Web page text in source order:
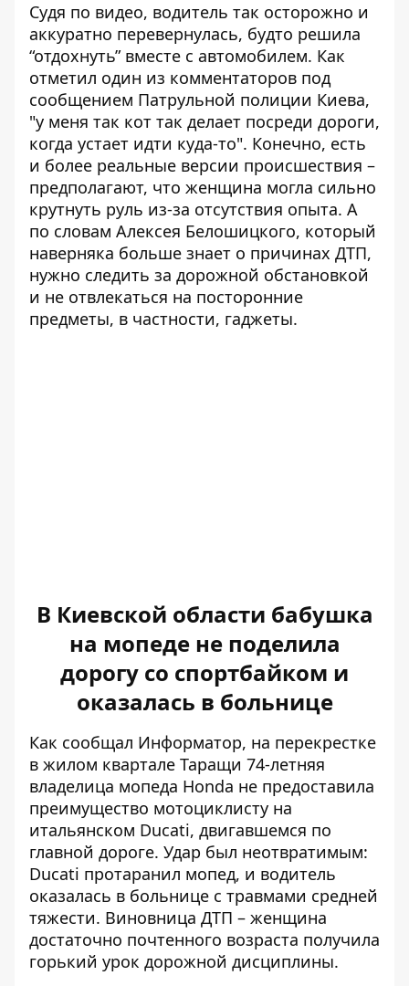
Судя по видео, водитель так осторожно и
аккуратно перевернулась, будто решила
“отдохнуть” вместе с автомобилем. Как
отметил один из комментаторов под
сообщением Патрульной полиции Киева,
"у меня так кот так делает посреди дороги,
когда устает идти куда-то". Конечно, есть
и более реальные версии происшествия –
предполагают, что женщина могла сильно
крутнуть руль из-за отсутствия опыта. А
по словам Алексея Белошицкого, который
наверняка больше знает о причинах ДТП,
нужно следить за дорожной обстановкой
и не отвлекаться на посторонние
предметы, в частности, гаджеты.
В Киевской области бабушка
на мопеде не поделила
дорогу со спортбайком и
оказалась в больнице
Как сообщал Информатор, на перекрестке
в жилом квартале Таращи 74-летняя
владелица мопеда Honda не предоставила
преимущество мотоциклисту на
итальянском Ducati, двигавшемся по
главной дороге. Удар был неотвратимым:
Ducati протаранил мопед, и водитель
оказалась в больнице с травмами средней
тяжести. Виновница ДТП – женщина
достаточно почтенного возраста получила
горький урок дорожной дисциплины.